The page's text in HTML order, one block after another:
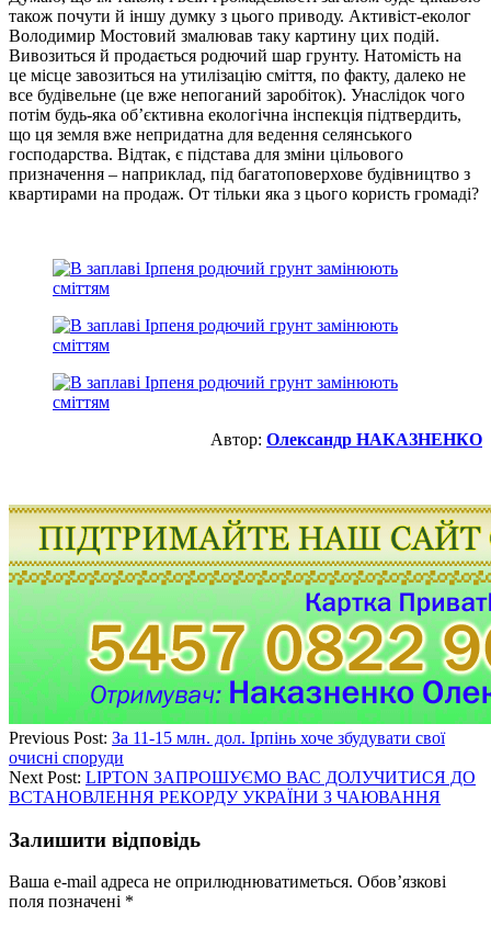
також почути й іншу думку з цього приводу. Активіст-еколог
Володимир Мостовий змалював таку картину цих подій.
Вивозиться й продається родючий шар грунту. Натомість на
це місце завозиться на утилізацію сміття, по факту, далеко не
все будівельне (це вже непоганий заробіток). Унаслідок чого
потім будь-яка об’єктивна екологічна інспекція підтвердить,
що ця земля вже непридатна для ведення селянського
господарства. Відтак, є підстава для зміни цільового
призначення – наприклад, під багатоповерхове будівництво з
квартирами на продаж. От тільки яка з цього користь громаді?
Автор: Олександр НАКАЗНЕНКО
Previous Post: За 11-15 млн. дол. Ірпінь хоче збудувати свої
очисні споруди
Next Post: LIPTON ЗАПРОШУЄМО ВАС ДОЛУЧИТИСЯ ДО
ВСТАНОВЛЕННЯ РЕКОРДУ УКРАЇНИ З ЧАЮВАННЯ
Залишити відповідь
Ваша e-mail адреса не оприлюднюватиметься. Обов’язкові
поля позначені *